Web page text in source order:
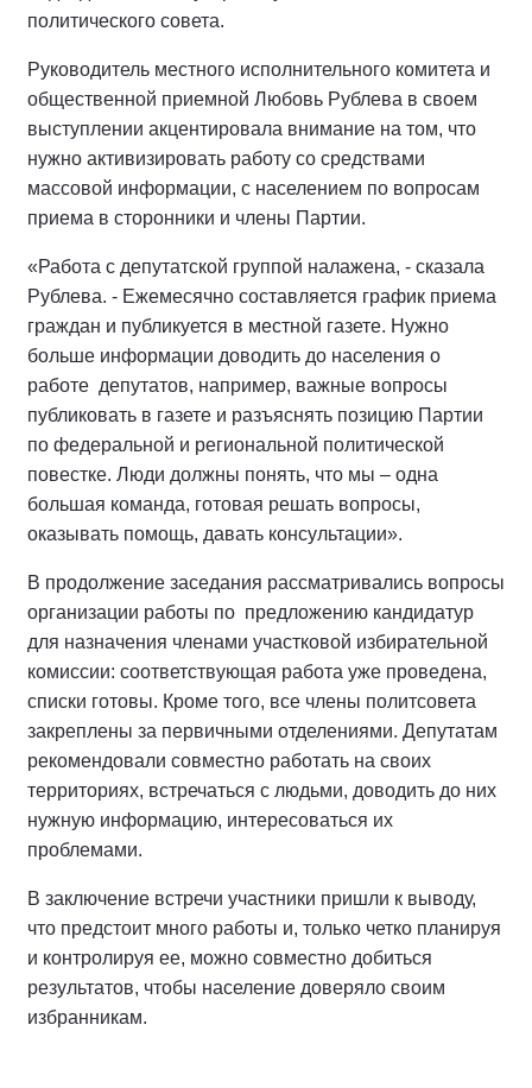
политического совета.
Руководитель местного исполнительного комитета и
общественной приемной Любовь Рублева в своем
выступлении акцентировала внимание на том, что
нужно активизировать работу со средствами
массовой информации, с населением по вопросам
приема в сторонники и члены Партии.
«Работа с депутатской группой налажена, - сказала
Рублева. - Ежемесячно составляется график приема
граждан и публикуется в местной газете. Нужно
больше информации доводить до населения о
работе депутатов, например, важные вопросы
публиковать в газете и разъяснять позицию Партии
по федеральной и региональной политической
повестке. Люди должны понять, что мы – одна
большая команда, готовая решать вопросы,
оказывать помощь, давать консультации».
В продолжение заседания рассматривались вопросы
организации работы по предложению кандидатур
для назначения членами участковой избирательной
комиссии: соответствующая работа уже проведена,
списки готовы. Кроме того, все члены политсовета
закреплены за первичными отделениями. Депутатам
рекомендовали совместно работать на своих
территориях, встречаться с людьми, доводить до них
нужную информацию, интересоваться их
проблемами.
В заключение встречи участники пришли к выводу,
что предстоит много работы и, только четко планируя
и контролируя ее, можно совместно добиться
результатов, чтобы население доверяло своим
избранникам.